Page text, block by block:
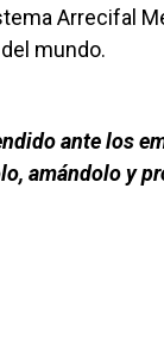
Arrecifal
mundo.
ante los
amándolo y